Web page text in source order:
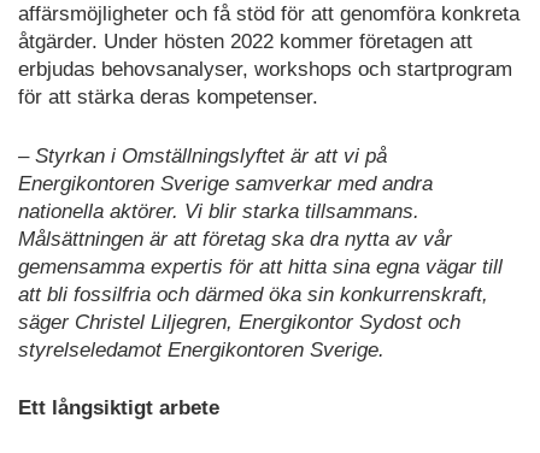
affärsmöjligheter och få stöd för att genomföra konkreta
åtgärder. Under hösten 2022 kommer företagen att
erbjudas behovsanalyser, workshops och startprogram
för att stärka deras kompetenser.
– Styrkan i Omställningslyftet är att vi på
Energikontoren Sverige samverkar med andra
nationella aktörer. Vi blir starka tillsammans.
Målsättningen är att företag ska dra nytta av vår
gemensamma expertis för att hitta sina egna vägar till
att bli fossilfria och därmed öka sin konkurrenskraft,
säger Christel Liljegren, Energikontor Sydost och
styrelseledamot Energikontoren Sverige.
Ett långsiktigt arbete